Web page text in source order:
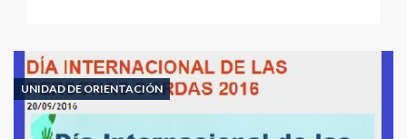
UNIDAD DE ORIENTACIÓN